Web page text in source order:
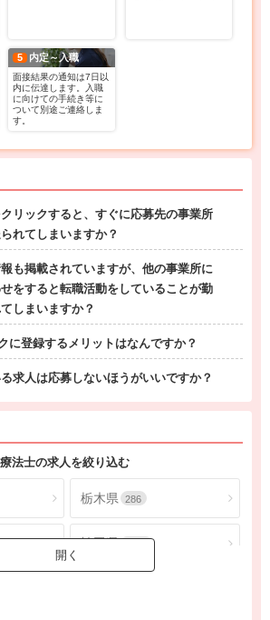
5 内定～入職
面接結果の通知は7日以
内に伝達します。入職
に向けての手続き等に
ついて別途ご連絡しま
す。
クリックすると、すぐに応募先の事業所
れてしまいますか？
も掲載されていますが、他の事業所に
をすると転職活動をしていることが勤
しまいますか？
に登録するメリットはなんですか？
求人は応募しないほうがいいですか？
法士の求人を絞り込む
栃木県 286
埼玉県